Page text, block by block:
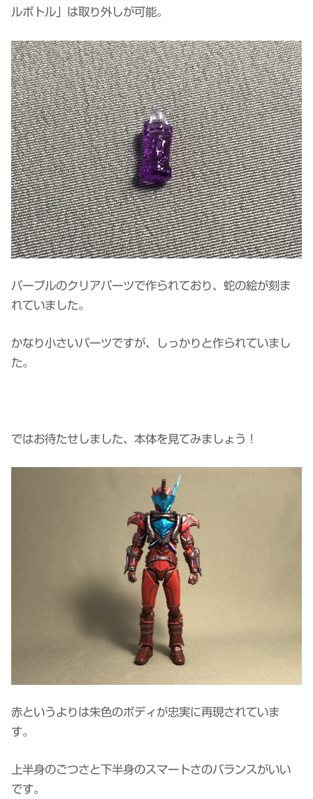
ルボトル」は取り外しが可能。
パープルのクリアパーツで作られており、蛇の絵が刻ま
れていました。
かなり小さいパーツですが、しっかりと作られていまし
た。
ではお待たせしました、本体を見てみましょう！
赤というよりは朱色のボディが忠実に再現されていま
す。
上半身のごつさと下半身のスマートさのバランスがいい
です。